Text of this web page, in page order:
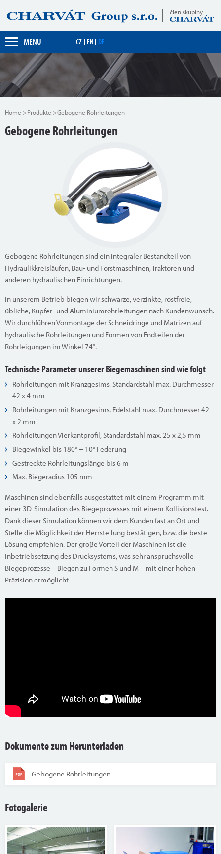
člen skupiny
MENU CZ EN DE
Home Produkte Gebogene Rohrleitungen
Gebogene Rohrleitungen
Gebogene Rohrleitungen sind ein integraler Bestandteil von
Hydraulikkreisläufen, Bau- und Forstmaschinen, Traktoren und
anderen hydraulischen Einrichtungen.
In unserem Betrieb biegen wir schwarze, verzinkte, rostfreie,
übliche, Kupfer- und Aluminiumrohrleitungen nach Kundenwunsch.
Wir durchführen Vormontage der Schneidringe und Matrizen auf
hydraulische Rohrleitungen und Formen von Endteilen der
Rohrleigungen im Winkel 74°.
Technische Parameter unserer Biegemaschinen sind wie folgt
Rohrleitungen mit Kranzgesims, Standardstahl max. Durchmesser
42 x 4 mm
Rohrleitungen mit Kranzgesims, Edelstahl max. Durchmesser 42
x 2 mm
Rohrleitungen Vierkantprofil, Standardstahl max. 25 x 2,5 mm
Biegewinkel bis 180° + 10° Federung
Gestreckte Rohrleitungslänge bis 6 m
Max. Biegeradius 105 mm
Maschinen sind ebenfalls ausgestattet mit einem Programm mit
einer 3D-Simulation des Biegeprozesses mit einem Kollisionstest.
Dank dieser Simulation können wir dem Kunden fast an Ort und
Stelle die Möglichkeit der Herrstellung bestätigen, bzw. die beste
Lösung empfehlen. Der groβe Vorteil der Maschinen ist die
Inbetriebsetzung des Drucksystems, was sehr anspruchsvolle
Biegeprozesse – Biegen zu Formen S und M – mit einer hohen
Präzision ermöglicht.
Dokumente zum Herunterladen
Gebogene Rohrleitungen
Fotogalerie